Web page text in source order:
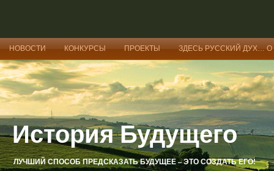
НОВОСТИ КОНКУРСЫ ПРОЕКТЫ ЗДЕСЬ РУССКИЙ ДУХ…
История Будущего
ЛУЧШИЙ СПОСОБ ПРЕДСКАЗАТЬ БУДУЩЕЕ – ЭТО СОЗДАТЬ ЕГО!